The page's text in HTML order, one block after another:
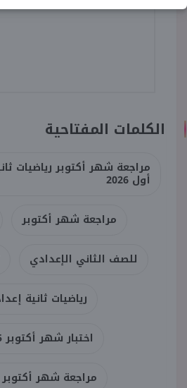
الكلمات المفتاحية
مراجعة شهر أكتوبر رياضيات
أول 2026
مراجعة شهر أكتوبر
للصف الثاني الإعدادي
رياضيات ثانية
اختبار شهر أكتوبر 2025
مراجعة شهر أكتوبر 2025